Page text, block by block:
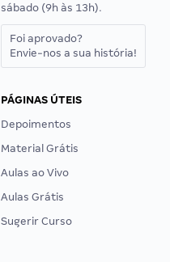
sábado (9h às 13h).
Foi aprovado?
Envie-nos a sua história!
PÁGINAS ÚTEIS
Depoimentos
Material Grátis
Aulas ao Vivo
Aulas Grátis
Sugerir Curso